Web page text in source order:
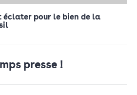
éclater pour le bien de la
presse !